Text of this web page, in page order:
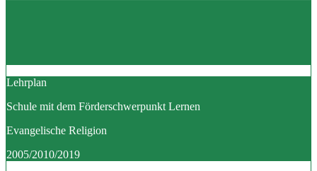
Lehrplan
Schule mit dem Förderschwerpunkt Lernen
Evangelische Religion
2005/2010/2019